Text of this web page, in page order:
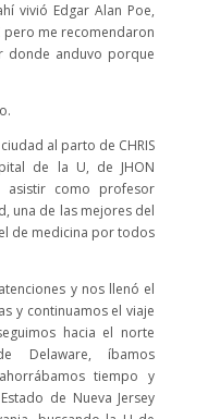
vivió Edgar Alan Poe,
pero me recomendaron
anduvo porque
al parto de CHRIS
de la U, de JHON
asistir como profesor
una de las mejores del
de medicina por todos
y nos llenó el
y continuamos el viaje
hacia el norte
Delaware, íbamos
tiempo y
de Nueva Jersey